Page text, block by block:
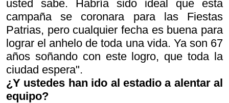
usted sabe. Habría sido ideal que esta
campaña se coronara para las Fiestas
Patrias, pero cualquier fecha es buena para
lograr el anhelo de toda una vida. Ya son 67
años soñando con este logro, que toda la
ciudad espera".
¿Y ustedes han ido al estadio a alentar al
equipo?